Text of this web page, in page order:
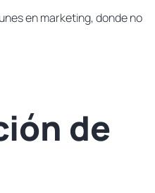
en marketing, donde no
de